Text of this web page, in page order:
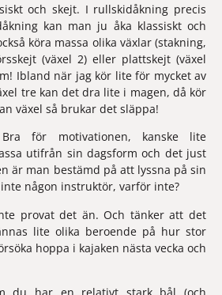
och skejt. I rullskidåkning precis
kan man ju åka klassiskt och
köra massa olika växlar (stakning,
(växel 2) eller plattskejt (växel
Ibland när jag kör lite för mycket av
tre kan det dra lite i magen, då kör
växel så brukar det släppa!
Bra för motivationen, kanske lite
utifrån sin dagsform och det just
är man bestämd på att lyssna på sin
någon instruktör, varför inte?
provat det än. Och tänker att det
lite olika beroende på hur stor
hoppa i kajaken nästa vecka och